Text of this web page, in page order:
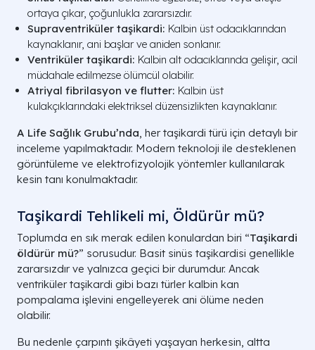
ortaya çıkar, çoğunlukla zararsızdır.
Supraventriküler taşikardi: Kalbin üst odacıklarından
kaynaklanır, ani başlar ve aniden sonlanır.
Ventriküler taşikardi: Kalbin alt odacıklarında gelişir, acil
müdahale edilmezse ölümcül olabilir.
Atriyal fibrilasyon ve flutter: Kalbin üst
kulakçıklarındaki elektriksel düzensizlikten kaynaklanır.
A Life Sağlık Grubu’nda, her taşikardi türü için detaylı bir
inceleme yapılmaktadır. Modern teknoloji ile desteklenen
görüntüleme ve elektrofizyolojik yöntemler kullanılarak
kesin tanı konulmaktadır.
Taşikardi Tehlikeli mi, Öldürür mü?
Toplumda en sık merak edilen konulardan biri “Taşikardi
öldürür mü?” sorusudur. Basit sinüs taşikardisi genellikle
zararsızdır ve yalnızca geçici bir durumdur. Ancak
ventriküler taşikardi gibi bazı türler kalbin kan
pompalama işlevini engelleyerek ani ölüme neden
olabilir.
Bu nedenle çarpıntı şikâyeti yaşayan herkesin, altta